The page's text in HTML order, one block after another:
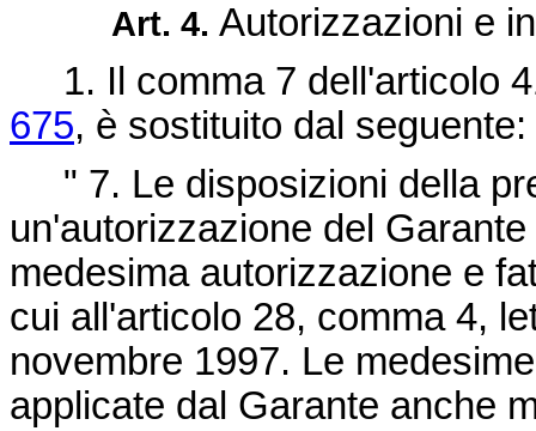
Art. 4. Autorizzazioni e
1. Il comma 7 dell'articolo
675, è sostituito dal seguente:
" 7. Le disposizioni della
un'autorizzazione del
medesima autorizzazione e
cui all'articolo 28, comma 4,
novembre 1997. Le
applicate dal Garante anche